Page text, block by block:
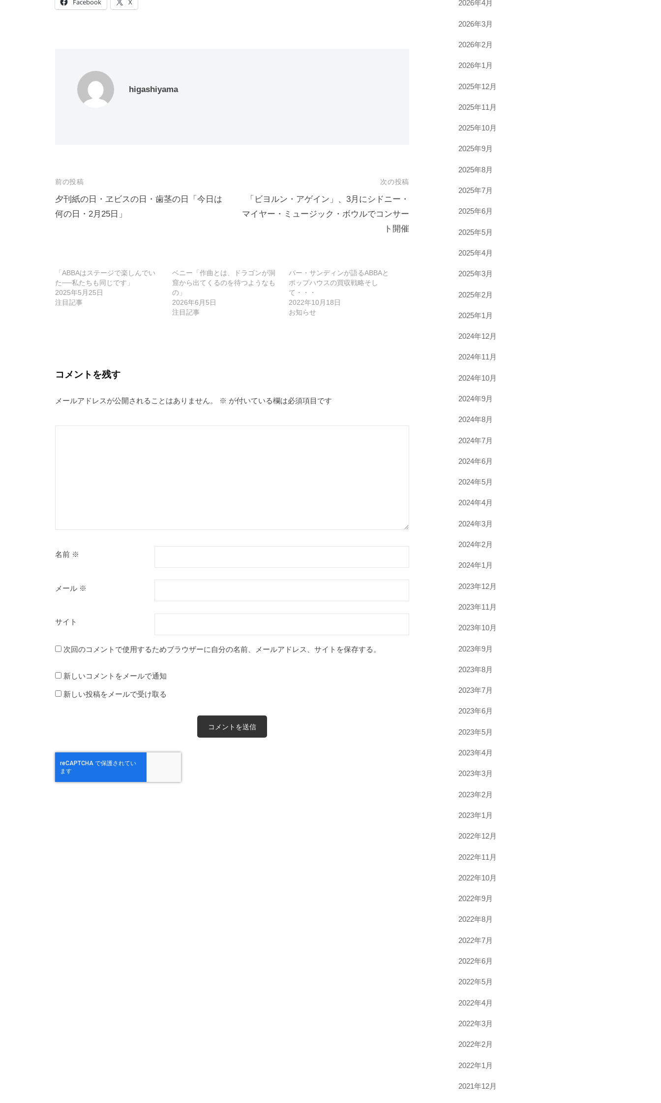
Facebook X
higashiyama
投
稿
ナ
シ
ョ
前の投稿
夕刊紙の日・ヱビスの日・歯茎の日「今日は
何の日・2月25日」
次の投稿
「ビヨルン・アゲイン」、3月にシドニー・
マイヤー・ミュージック・ボウルでコンサー
ト開催
「ABBAはステージで楽しんでい
た──私たちも同じです」
2025年5月25日
注目記事
ベニー「作曲とは、ドラゴンが洞
窟から出てくるのを待つようなも
の」
2026年6月5日
注目記事
パー・サンディンが語るABBAと
ポップハウスの買収戦略そし
て・・・
2022年10月18日
お知らせ
コメントを残す
メールアドレスが公開されることはありません。 ※ が付いている欄は必須項目です
名前 ※
メール ※
サイト
次回のコメントで使用するためブラウザーに自分の名前、メールアドレス、サイトを保存する。
新しいコメントをメールで通知
新しい投稿をメールで受け取る
2026年4月
2026年3月
2026年2月
2026年1月
2025年12月
2025年11月
2025年10月
2025年9月
2025年8月
2025年7月
2025年6月
2025年5月
2025年4月
2025年3月
2025年2月
2025年1月
2024年12月
2024年11月
2024年10月
2024年9月
2024年8月
2024年7月
2024年6月
2024年5月
2024年4月
2024年3月
2024年2月
2024年1月
2023年12月
2023年11月
2023年10月
2023年9月
2023年8月
2023年7月
2023年6月
2023年5月
2023年4月
2023年3月
2023年2月
2023年1月
2022年12月
2022年11月
2022年10月
2022年9月
2022年8月
2022年7月
2022年6月
2022年5月
2022年4月
2022年3月
2022年2月
2022年1月
2021年12月